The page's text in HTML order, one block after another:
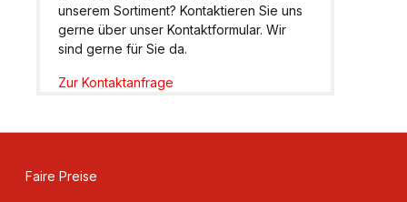
unserem Sortiment? Kontaktieren Sie uns
gerne über unser Kontaktformular. Wir
sind gerne für Sie da.
Zur Kontaktanfrage
Faire Preise